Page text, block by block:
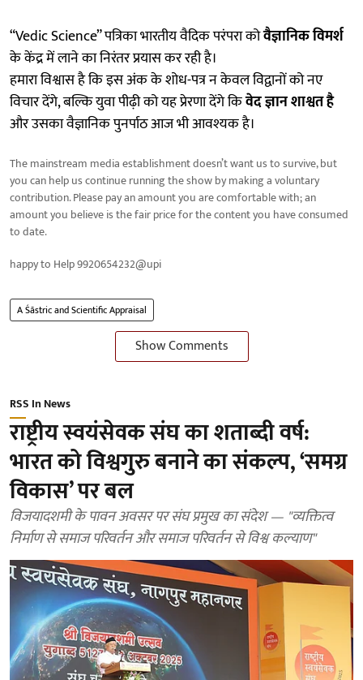
“Vedic Science” पत्रिका भारतीय वैदिक परंपरा कोवैज्ञानिक विमर्श
के केंद्र में लाने का निरंतर प्रयास कर रही है।
हमारा विश्वास है कि इस अंक के शोध-पत्र न केवल विद्वानों को नए
विचार देंगे, बल्कि युवा पीढ़ी को यह प्रेरणा देंगे किवेद ज्ञान शाश्वत है
और उसका वैज्ञानिक पुनर्पाठ आज भी आवश्यक है।
The mainstream media establishment doesn’t want us to survive, but
you can help us continue running the show by making a voluntary
contribution. Please pay an amount you are comfortable with; an
amount you believe is the fair price for the content you have consumed
to date.
happy to Help 9920654232@upi
A Śāstric and Scientific Appraisal
Show Comments
RSS In News
राष्ट्रीय स्वयंसेवक संघ का शताब्दी वर्ष:
भारत को विश्वगुरु बनाने का संकल्प, ‘समग्र
विकास’ पर बल
विजयादशमी के पावन अवसर पर संघ प्रमुख का संदेश — "व्यक्तित्व
निर्माण से समाज परिवर्तन और समाज परिवर्तन से विश्व कल्याण"